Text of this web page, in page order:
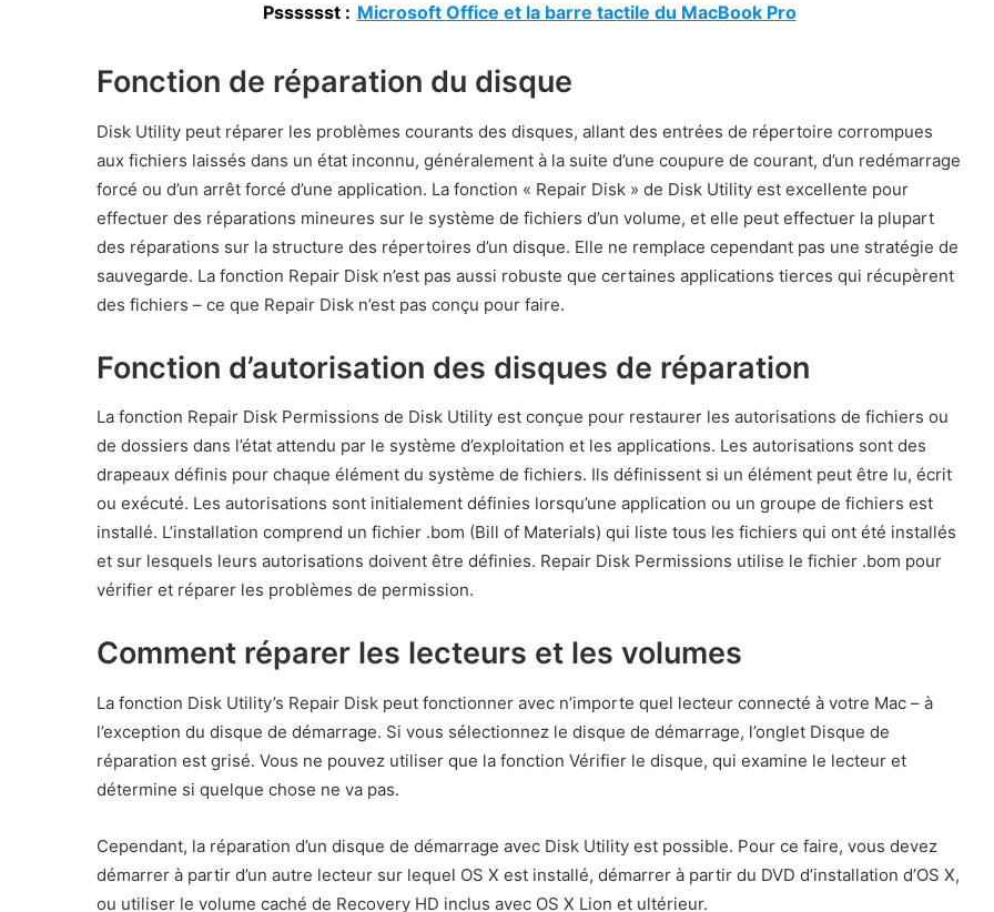
Psssssst : Microsoft Office et la barre tactile du MacBook Pro
Fonction de réparation du disque
Disk Utility peut réparer les problèmes courants des disques, allant des entrées de répertoire corrompues
aux fichiers laissés dans un état inconnu, généralement à la suite d’une coupure de courant, d’un redémarrage
forcé ou d’un arrêt forcé d’une application. La fonction « Repair Disk » de Disk Utility est excellente pour
effectuer des réparations mineures sur le système de fichiers d’un volume, et elle peut effectuer la plupart
des réparations sur la structure des répertoires d’un disque. Elle ne remplace cependant pas une stratégie de
sauvegarde. La fonction Repair Disk n’est pas aussi robuste que certaines applications tierces qui récupèrent
des fichiers – ce que Repair Disk n’est pas conçu pour faire.
Fonction d’autorisation des disques de réparation
La fonction Repair Disk Permissions de Disk Utility est conçue pour restaurer les autorisations de fichiers ou
de dossiers dans l’état attendu par le système d’exploitation et les applications. Les autorisations sont des
drapeaux définis pour chaque élément du système de fichiers. Ils définissent si un élément peut être lu, écrit
ou exécuté. Les autorisations sont initialement définies lorsqu’une application ou un groupe de fichiers est
installé. L’installation comprend un fichier .bom (Bill of Materials) qui liste tous les fichiers qui ont été installés
et sur lesquels leurs autorisations doivent être définies. Repair Disk Permissions utilise le fichier .bom pour
vérifier et réparer les problèmes de permission.
Comment réparer les lecteurs et les volumes
La fonction Disk Utility’s Repair Disk peut fonctionner avec n’importe quel lecteur connecté à votre Mac – à
l’exception du disque de démarrage. Si vous sélectionnez le disque de démarrage, l’onglet Disque de
réparation est grisé. Vous ne pouvez utiliser que la fonction Vérifier le disque, qui examine le lecteur et
détermine si quelque chose ne va pas.
Cependant, la réparation d’un disque de démarrage avec Disk Utility est possible. Pour ce faire, vous devez
démarrer à partir d’un autre lecteur sur lequel OS X est installé, démarrer à partir du DVD d’installation d’OS X,
ou utiliser le volume caché de Recovery HD inclus avec OS X Lion et ultérieur.